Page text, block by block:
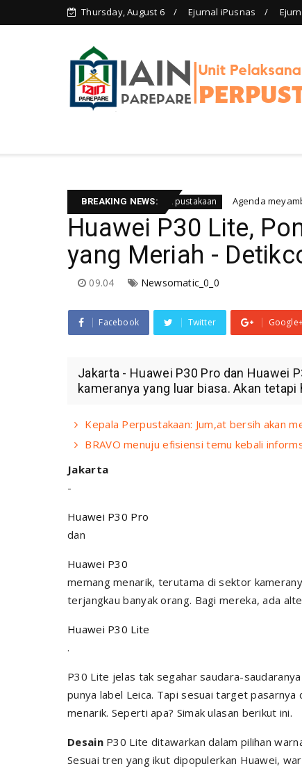
Thursday, August 6 Ejurnal iPusnas
BREAKING NEWS:
Berita rapat perpustakaan Agenda meyambut pengelola
Huawei P30 Lite,
yang Meriah -
09.04 Newsomatic_0_0
Facebook Twitter
Jakarta - Huawei P30 Pro dan Huawei
kameranya yang luar biasa. Akan tetapi
Kepala Perpustakaan: Jum,at bersih akan
BRAVO menuju efisiensi temu kebali
Jakarta
-
Huawei P30 Pro
dan
Huawei P30
memang menarik, terutama di sektor
terjangkau banyak orang. Bagi mereka, ada
Huawei P30 Lite
.
P30 Lite jelas tak segahar saudara-
punya label Leica. Tapi sesuai target
menarik. Seperti apa? Simak ulasan berikut ini.
DesainP30 Lite ditawarkan dalam pilihan
Sesuai tren yang ikut dipopulerkan Huawei,